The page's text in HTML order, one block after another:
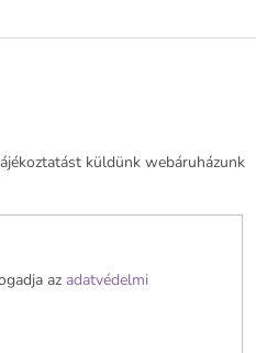
küldünk webáruházunk
az adatvédelmi